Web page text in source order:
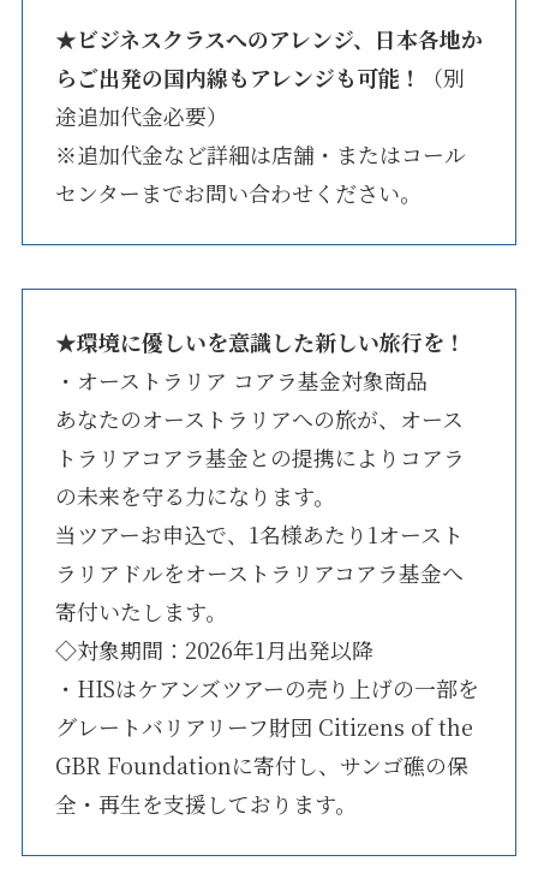
★ビジネスクラスへのアレンジ、日本各地か
らご出発の国内線もアレンジも可能！
（別
途追加代金必要）
※追加代金など詳細は店舗・またはコール
センターまでお問い合わせください。
★環境に優しいを意識した新しい旅行を！
・オーストラリア コアラ基金対象商品
あなたのオーストラリアへの旅が、オース
トラリアコアラ基金との提携によりコアラ
の未来を守る力になります。
当ツアーお申込で、1名様あたり1オースト
ラリアドルをオーストラリアコアラ基金へ
寄付いたします。
◇対象期間：2026年1月出発以降
・HISはケアンズツアーの売り上げの一部を
グレートバリアリーフ財団 Citizens of the
GBR Foundationに寄付し、サンゴ礁の保
全・再生を支援しております。